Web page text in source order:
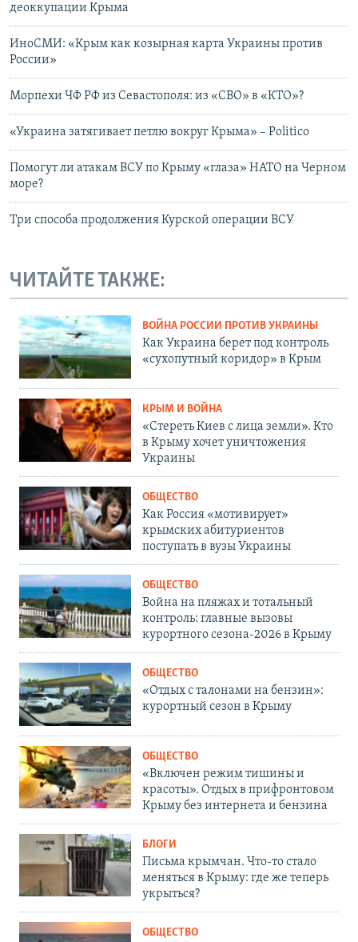
деоккупации Крыма
ИноСМИ: «Крым как козырная карта Украины против
России»
Морпехи ЧФ РФ из Севастополя: из «СВО» в «КТО»?
«Украина затягивает петлю вокруг Крыма» – Рolitico
Помогут ли атакам ВСУ по Крыму «глаза» НАТО на Черном
море?
Три способа продолжения Курской операции ВСУ
ЧИТАЙТЕ ТАКЖЕ:
ВОЙНА РОССИИ ПРОТИВ УКРАИНЫ
Как Украина берет под контроль
«сухопутный коридор» в Крым
КРЫМ И ВОЙНА
«Стереть Киев с лица земли». Кто
в Крыму хочет уничтожения
Украины
ОБЩЕСТВО
Как Россия «мотивирует»
крымских абитуриентов
поступать в вузы Украины
ОБЩЕСТВО
Война на пляжах и тотальный
контроль: главные вызовы
курортного сезона-2026 в Крыму
ОБЩЕСТВО
«Отдых с талонами на бензин»:
курортный сезон в Крыму
ОБЩЕСТВО
«Включен режим тишины и
красоты». Отдых в прифронтовом
Крыму без интернета и бензина
БЛОГИ
Письма крымчан. Что-то стало
меняться в Крыму: где же теперь
укрыться?
ОБЩЕСТВО